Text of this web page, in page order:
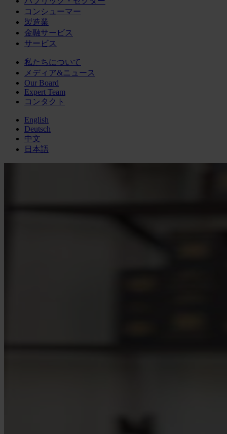
コンシューマー
製造業
金融サービス
サービス
私たちについて
メディア&ニュース
Our Board
Expert Team
コンタクト
English
Deutsch
中文
日本語